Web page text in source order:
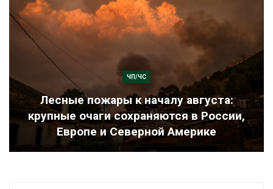
ЧП/ЧС
Лесные пожары к началу августа:
крупные очаги сохраняются в России,
Европе и Северной Америке